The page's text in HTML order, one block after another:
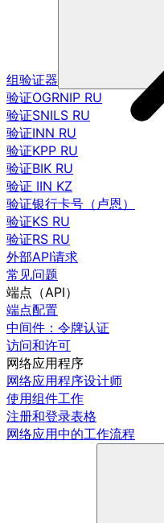
组验证器
验证OGRNIP RU
验证SNILS RU
验证INN RU
验证KPP RU
验证BIK RU
验证 IIN KZ
验证银行卡号（卢恩）
验证KS RU
验证RS RU
外部API请求
常见问题
端点（API）
端点配置
中间件：令牌认证
访问和许可
网络应用程序
网络应用程序设计师
使用组件工作
注册和登录表格
网络应用中的工作流程